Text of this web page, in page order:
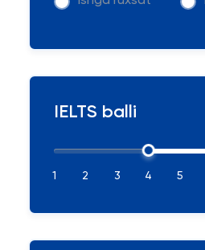
IELTS balli
1 2 3 4 5